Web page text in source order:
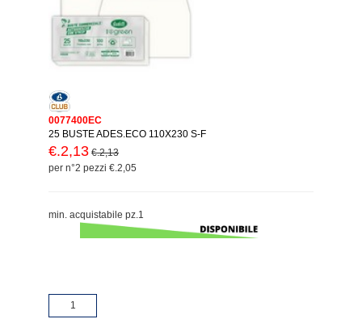
0077400EC
25 BUSTE ADES.ECO 110X230 S-F
€.2,13 €.2,13
per n°2 pezzi €.2,05
min. acquistabile pz.1